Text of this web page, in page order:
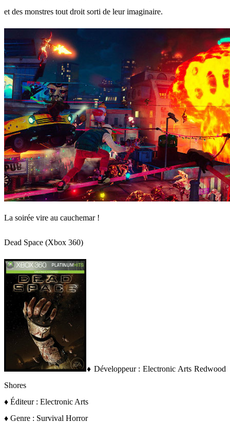
et des monstres tout droit sorti de leur imaginaire.
La soirée vire au cauchemar !
Dead Space (Xbox 360)
♦ Développeur : Electronic Arts Redwood
Shores
♦ Éditeur : Electronic Arts
♦ Genre : Survival Horror